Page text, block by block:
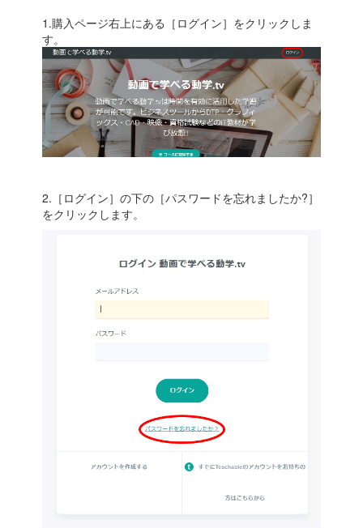
1.購入ページ右上にある［ログイン］をクリックしま
す。
2.［ログイン］の下の［パスワードを忘れましたか?］
をクリックします。